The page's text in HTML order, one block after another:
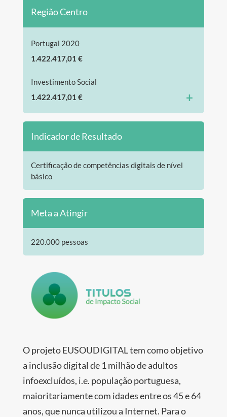
Região Centro
Portugal 2020
1.422.417,01 €
Investimento Social
1.422.417,01 €
+
Indicador de Resultado
Certificação de competências digitais de nível
básico
Meta a Atingir
220.000 pessoas
O projeto EUSOUDIGITAL tem como objetivo
a inclusão digital de 1 milhão de adultos
infoexcluídos, i.e. população portuguesa,
maioritariamente com idades entre os 45 e 64
anos, que nunca utilizou a Internet. Para o